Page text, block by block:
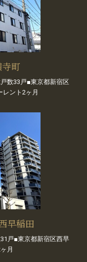
寺町
数33戸■東京都新宿区
レント2ヶ月
早稲田
戸■東京都新宿区西早
月